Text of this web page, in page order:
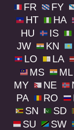
FR
FY
HT
HA
HU
IS
JW
KN
LO
LA
MS
ML
MY
NE
PA
RO
SN
SD
SU
SW